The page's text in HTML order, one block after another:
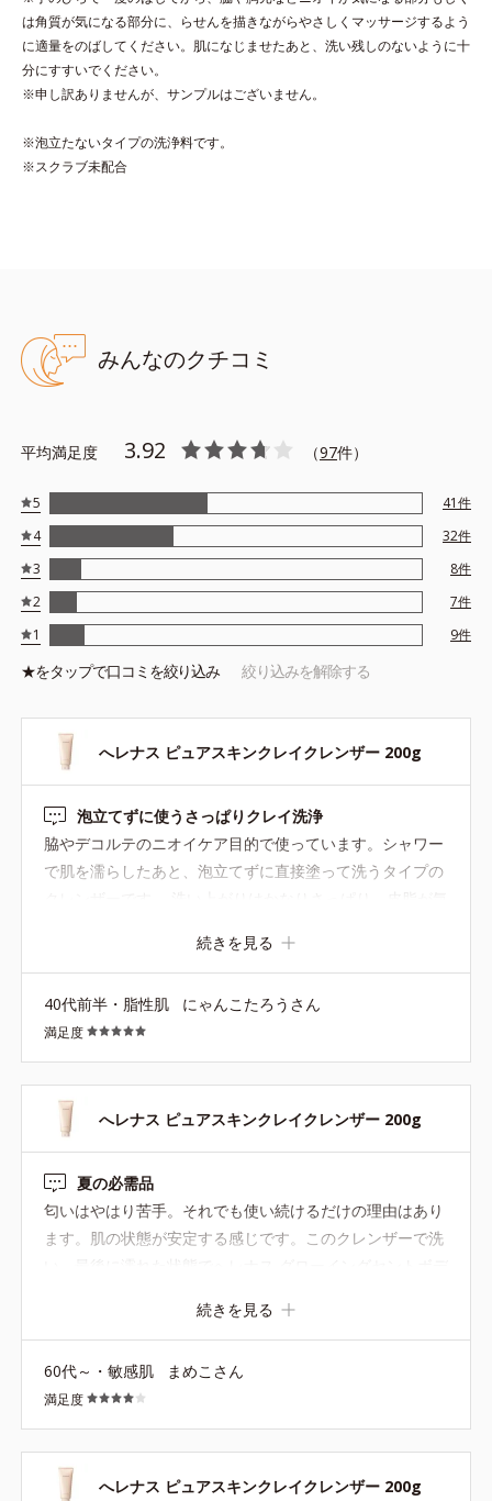
ッコ溶岩クレイ配合＝古い角質をからめとる洗浄成分、ベントナ
イト配合＝洗浄成分
●無着色 ●レッドクレイ※１、モロッコ溶岩クレイ＝古い角質をから
ことではありません。
は角質が気になる部分に、らせんを描きながらやさしくマッサージするよう
に適量をのばしてください。肌になじませたあと、洗い残しのないように十
分にすすいでください。
※申し訳ありませんが、サンプルはございません。
※泡立たないタイプの洗浄料です。
※スクラブ未配合
みんなのクチコミ
平均満足度 3.92 （97件）
5 41件
4
32件
3
8件
2
7件
1
9件
★をタップで口コミを絞り込み 絞り込みを解除する
へレナス ピュアスキンクレイクレンザー 200g
泡立てずに使うさっぱりクレイ洗浄
脇やデコルテのニオイケア目的で使っています。シャワー
で肌を濡らしたあと、泡立てずに直接塗って洗うタイプの
ディケアとして取り入れやすいと感じました。 香りはウッ
ディ系でしっかりめ。落ち着いた香りで、好みは分かれそ
うですが私は好きです。 洗い流す際、壁や床に飛びやすい
ので、シャワー等で流すのをお忘れ無く。 さっぱりした洗
い上がりが好きな方や、部分的なニオイケアをしたい方に
向いていると思います。
続きを見る
40代前半・脂性肌 にゃんこたろうさん
満足度
へレナス ピュアスキンクレイクレンザー 200g
夏の必需品
匂いはやはり苦手。それでも使い続けるだけの理由はあり
ます。肌の状態が安定する感じです。このクレンザーで洗
と流して拭き取ります。いつまでも香ってとても気分が良
くなります。
続きを見る
60代～・敏感肌 まめこさん
満足度
へレナス ピュアスキンクレイクレンザー 200g